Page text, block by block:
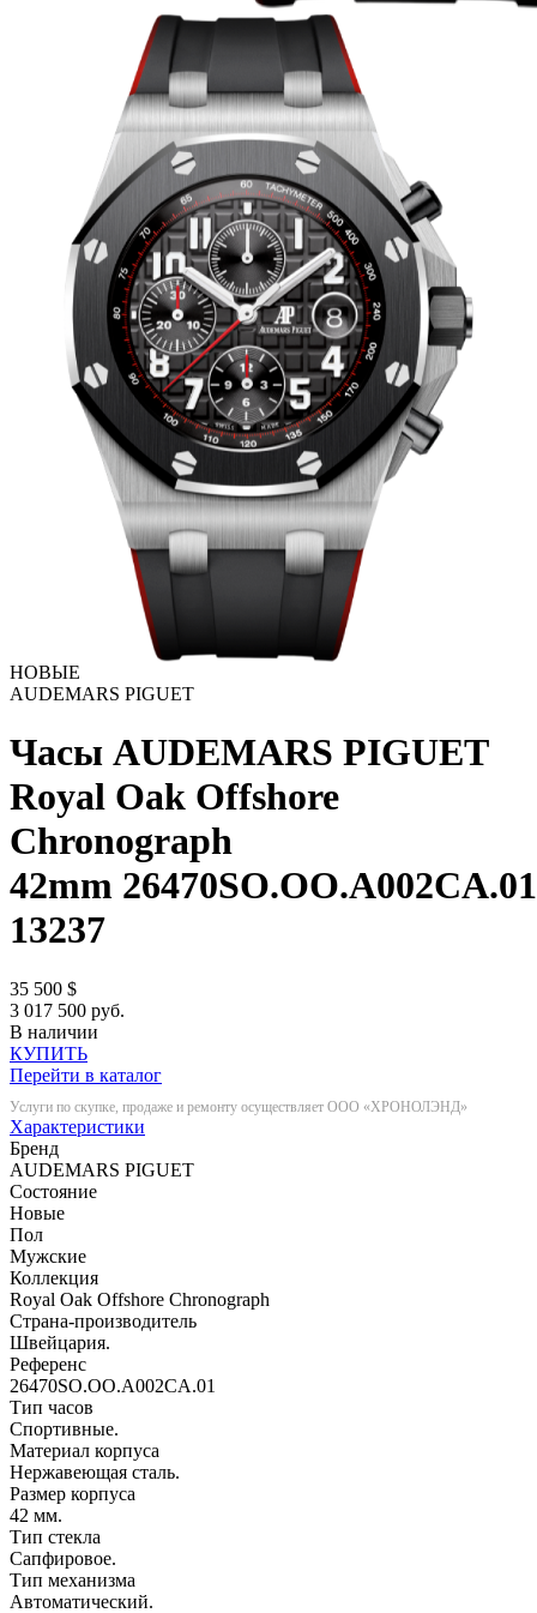
НОВЫЕ
AUDEMARS PIGUET
Часы AUDEMARS PIGUET
Royal Oak Offshore
Chronograph
42mm 26470SO.OO.A002CA.01
13237
35 500 $
3 017 500 руб.
В наличии
КУПИТЬ
Перейти в каталог
Услуги по скупке, продаже и ремонту осуществляет ООО «ХРОНОЛЭНД»
Характеристики
Бренд
AUDEMARS PIGUET
Состояние
Новые
Пол
Мужские
Коллекция
Royal Oak Offshore Chronograph
Страна-производитель
Швейцария.
Референс
26470SO.OO.A002CA.01
Тип часов
Спортивные.
Материал корпуса
Нержавеющая сталь.
Размер корпуса
42 мм.
Тип стекла
Сапфировое.
Тип механизма
Автоматический.